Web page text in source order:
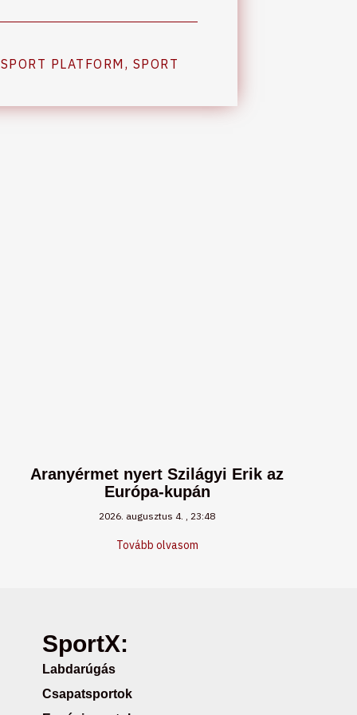
PLATFORM, SPORT
Aranyérmet nyert Szilágyi Erik az
Európa-kupán
2026. augusztus 4. 23:48
Tovább olvasom
SportX:
Labdarúgás
Csapatsportok